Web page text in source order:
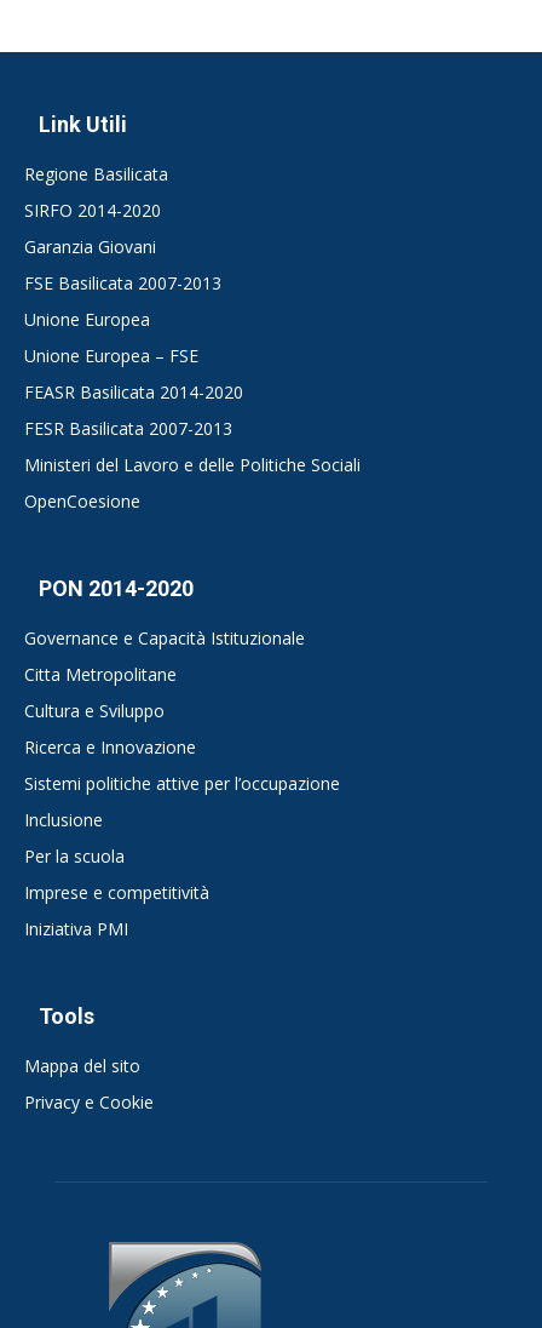
Link Utili
Regione Basilicata
SIRFO 2014-2020
Garanzia Giovani
FSE Basilicata 2007-2013
Unione Europea
Unione Europea – FSE
FEASR Basilicata 2014-2020
FESR Basilicata 2007-2013
Ministeri del Lavoro e delle Politiche Sociali
OpenCoesione
PON 2014-2020
Governance e Capacità Istituzionale
Citta Metropolitane
Cultura e Sviluppo
Ricerca e Innovazione
Sistemi politiche attive per l’occupazione
Inclusione
Per la scuola
Imprese e competitività
Iniziativa PMI
Tools
Mappa del sito
Privacy e Cookie